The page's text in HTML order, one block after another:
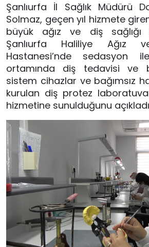
Şanlıurfa İl Sağlık Müdürü
Solmaz, geçen yıl hizmete
büyük ağız ve diş sağlığı
Şanlıurfa Haliliye Ağız
Hastanesi’nde sedasyon
ortamında diş tedavisi ve
sistem cihazlar ve bağımsız
kurulan diş protez
hizmetine sunulduğunu